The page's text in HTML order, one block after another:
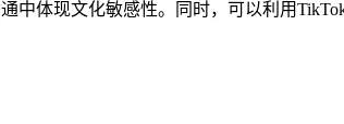
体现文化敏感性。同时，可以利用